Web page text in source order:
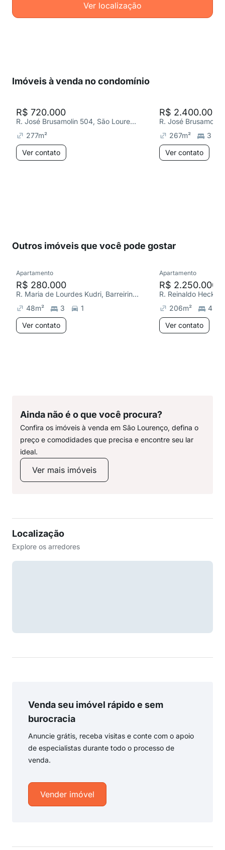
Ver localização
Imóveis à venda no condomínio
R$ 720.000
R. José Brusamolin 504, São Lourenço
277m²
Ver contato
R$ 2.400.000
267m²
3
Ver contato
Outros imóveis que você pode gostar
Apartamento
R$ 280.000
R. Maria de Lourdes Kudri, Barreirinha
48m² 3
1
Ver contato
Apartamento
R$ 2.250.000
R. Reinaldo Hecke,
206m²
4
Ver contato
Ainda não é o que você procura?
Confira os imóveis à venda em São Lourenço, defina o
preço e comodidades que precisa e encontre seu lar
ideal.
Ver mais imóveis
Localização
Explore os arredores
Venda seu imóvel rápido e sem
burocracia
Anuncie grátis, receba visitas e conte com o apoio
de especialistas durante todo o processo de
venda.
Vender imóvel